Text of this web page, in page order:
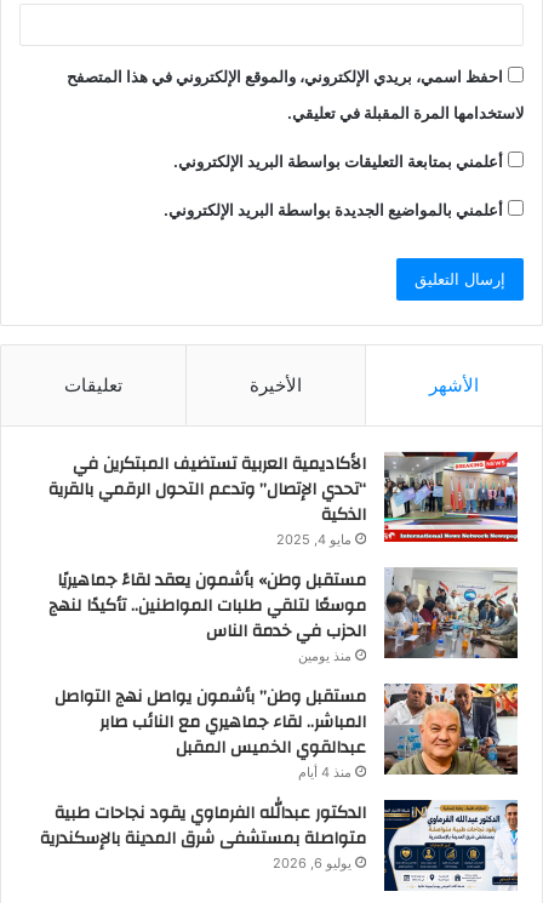
احفظ اسمي، بريدي الإلكتروني، والموقع الإلكتروني في هذا المتصفح
لاستخدامها المرة المقبلة في تعليقي.
أعلمني بمتابعة التعليقات بواسطة البريد الإلكتروني.
أعلمني بالمواضيع الجديدة بواسطة البريد الإلكتروني.
الأشهر الأخيرة تعليقات
الأكاديمية العربية تستضيف المبتكرين في
“تحدي الإتصال” وتدعم التحول الرقمي بالقرية
الذكية
مايو 4, 2025
مستقبل وطن» بأشمون يعقد لقاءً جماهيريًا
موسعًا لتلقي طلبات المواطنين.. تأكيدًا لنهج
الحزب في خدمة الناس
منذ يومين
مستقبل وطن” بأشمون يواصل نهج التواصل
المباشر.. لقاء جماهيري مع النائب صابر
عبدالقوي الخميس المقبل
منذ 4 أيام
الدكتور عبدالله الفرماوي يقود نجاحات طبية
متواصلة بمستشفى شرق المدينة بالإسكندرية
يوليو 6, 2026